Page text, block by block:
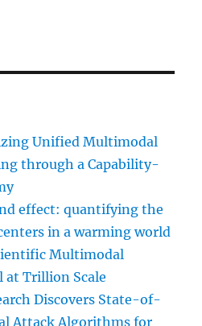
Unified Multimodal
through a Capability-
effect: quantifying the
in a warming world
Multimodal
at Trillion Scale
Discovers State-of-
Attack Algorithms for